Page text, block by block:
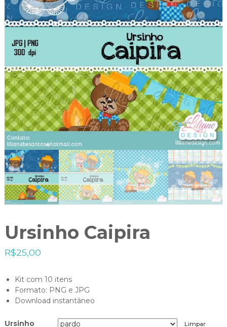
Ursinho Caipira
R$25,00
Kit com 10 itens
Formato: PNG e JPG
Download instantâneo
Ursinho Limpar